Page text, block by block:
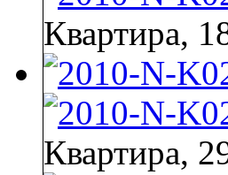
Квартира,
Квартира,